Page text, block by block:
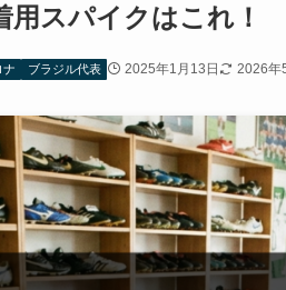
スパイクはこれ！
ナ ブラジル代表 2025年1月13日 2026年